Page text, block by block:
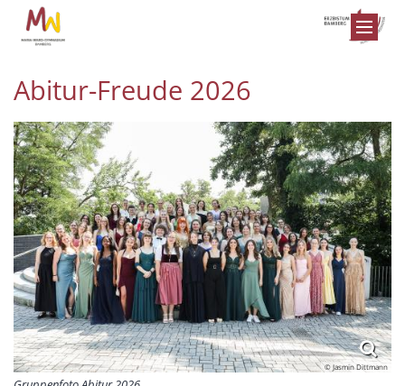
Zum Inhalt springen
Abitur-Freude 2026
© Jasmin Dittmann